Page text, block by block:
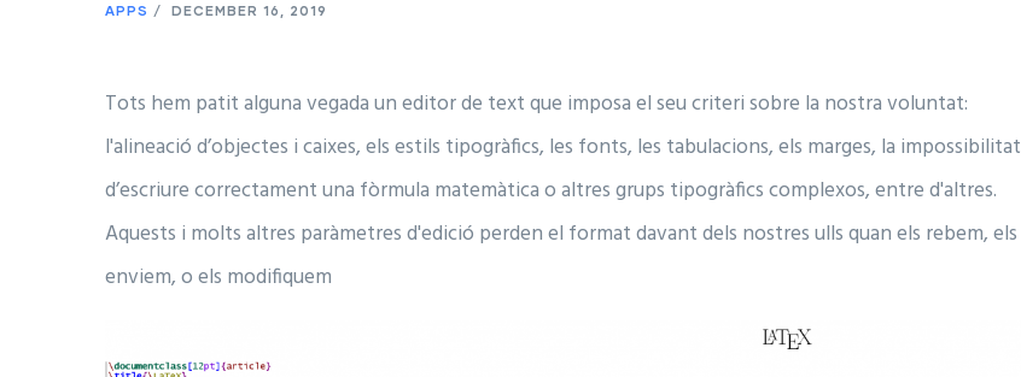
APPS / DECEMBER 16, 2019
Tots hem patit alguna vegada un editor de text que imposa el seu criteri sobre la nostra voluntat:
l'alineació d’objectes i caixes, els estils tipogràfics, les fonts, les tabulacions, els marges, la impossibilitat
d’escriure correctament una fòrmula matemàtica o altres grups tipogràfics complexos, entre d'altres.
Aquests i molts altres paràmetres d'edició perden el format davant dels nostres ulls quan els rebem, els
enviem, o els modifiquem